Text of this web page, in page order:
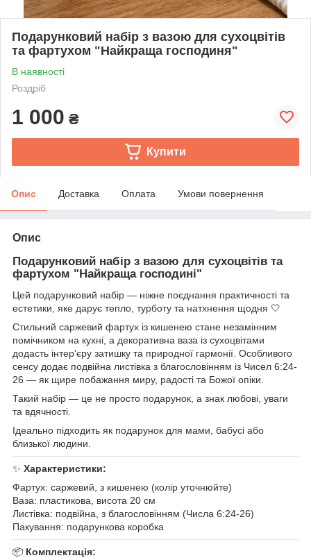
Подарунковий набір з вазою для сухоцвітів
та фартухом "Найкраща господиня"
В наявності
Роздріб
1 000 ₴
Купити
Опис Доставка Оплата Умови повернення
Опис
Подарунковий набір з вазою для сухоцвітів та
фартухом "Найкраща господині"
Цей подарунковий набір — ніжне поєднання практичності та
естетики, яке дарує тепло, турботу та натхнення щодня 🤍
Стильний саржевий фартух із кишенею стане незамінним
помічником на кухні, а декоративна ваза із сухоцвітами
додасть інтер’єру затишку та природної гармонії. Особливого
сенсу додає подвійна листівка з благословінням із Чисел 6:24-
26 — як щире побажання миру, радості та Божої опіки.
Такий набір — це не просто подарунок, а знак любові, уваги
та вдячності.
Ідеально підходить як подарунок для мами, бабусі або
близької людини.
✨ Характеристики:
Фартух: саржевий, з кишенею (колір уточнюйте)
Ваза: пластикова, висота 20 см
Листівка: подвійна, з благословінням (Числа 6:24-26)
Пакування: подарункова коробка
📦 Комплектація: